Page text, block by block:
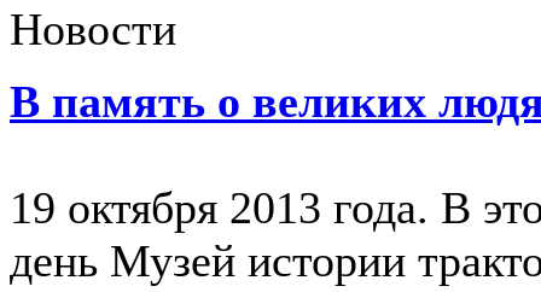
Новости
В память о великих
19 октября 2013 года. В
день Музей истории